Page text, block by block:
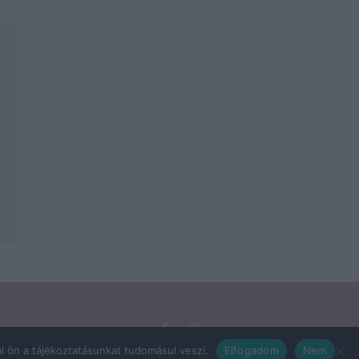
a tájékoztatásunkat tudomásul veszi. Elfogadom Nem